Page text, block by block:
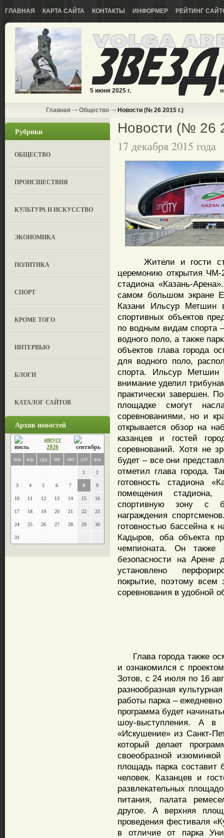
ГЛАВНАЯ КАРТА САЙТА КОНТАКТЫ ИНФОРМЕР РЕЙТИНГ
5 июня 2025 г.
Главная Общество Новости (№ 26 2015 г.)
Рубрики
ОБЩЕСТВО
ПРОИСШЕСТВИЯ
КУЛЬТУРА И ИСКУССТВО
ЭКОНОМИКА
ПОЛИТИКА
СПОРТ
КРОМЕ ТОГО
ИНТЕРВЬЮ
БЛОГИ
КАТАЛОГ САЙТОВ
Архив новостей
август
2026
пон втр срд чет пят суб вск
1 2
3 4 5 6 7 8 9
10 11 12 13 14 15 16
17 18 19 20 21 22 23
24 25 26 27 28 29 30
31
Новости (№ 26
17 декабря 2015 года
Жители и гости
церемонию открытия
стадиона «Казань-
самом большом экране
Казани Ильсур Метшин
спортивных объектов
по водным видам спорта
водного поло, а также
объектов глава города
для водного поло,
спорта. Ильсур Метшин
внимание уделил
практически завершен.
площадке смогут
соревнованиями, но и
открывается обзор на
казанцев и гостей
соревнований. Хотя не
будет – все они
отметил глава города.
готовность стадиона
помещения стадиона,
спортивную зону с
награждения
готовностью бассейна к
Кадыров, оба объекта
чемпионата. Он также
безопасности на Арене
установлено
покрытие, поэтому всем
соревнования в удобной
Глава города также
и ознакомился с
Зотов, с 24 июля по 16
разнообразная
работы парка –
программа будет
шоу-выступления. А в
«Искушение» из Санкт-
который делает
своеобразной
площадь парка составит
человек. Казанцев и
развлекательных
питания, палата
другое. А верхняя
проведения фестиваля
в отличие от парка